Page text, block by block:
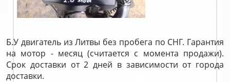
Б.У двигатель из Литвы без пробега по СНГ. Гарантия
на мотор - месяц (считается с момента продажи).
Срок доставки от 2 дней в зависимости от города
доставки.